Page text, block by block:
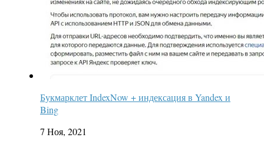
Букмарклет IndexNow + индексация в Yandex и
Bing
7 Ноя, 2021